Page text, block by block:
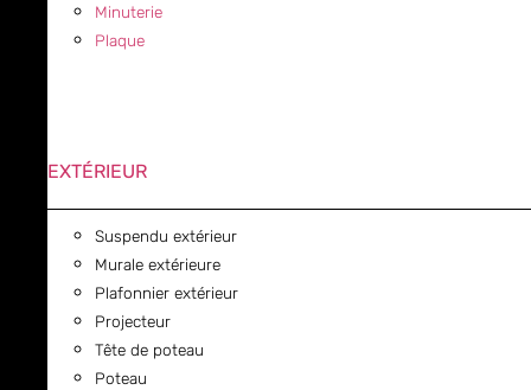
Minuterie
Plaque
EXTÉRIEUR
Suspendu extérieur
Murale extérieure
Plafonnier extérieur
Projecteur
Tête de poteau
Poteau